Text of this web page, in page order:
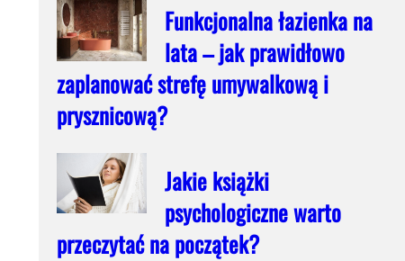
Funkcjonalna łazienka na
lata – jak prawidłowo
zaplanować strefę umywalkową i
prysznicową?
Jakie książki
psychologiczne warto
przeczytać na początek?